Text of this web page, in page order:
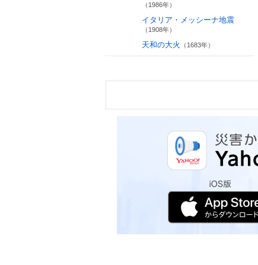
（1986年）
イタリア・メッシーナ地震
（1908年）
天和の大火 （1683年）